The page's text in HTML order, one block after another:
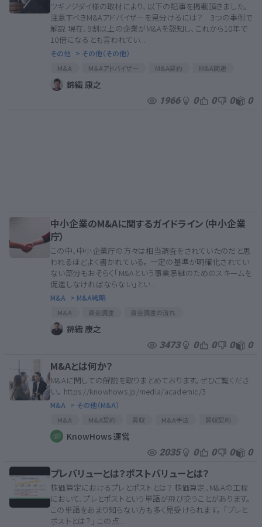
ツギノジダイ様の取材により、以下の記事を掲載頂きました。
注意すべきM&Aアドバイザーを見分けるには？ 3つの事例で
解説 現在、9割以上の企業がM&Aを認知し、これから10年で
10倍になるとも言われてい...
その他 > その他（その他）
M&A M＆Aアドバイザー M&A契約
M&A関連
MAアドバイザー
錦織 康之
1966 0 0 0 0
中小企業のM&Aに関するガイドライン（中小企業
庁）
この中、中小企業庁の方々は相当調査をされていたのだと思
われるほどよく書かれている。 一定の基準が明確化されてい
ない部分もおそらく「M&Aという事業承継のためのスキームを
促進しなければならない」とい...
M&A > M&A戦略
M&A 資金調達
資金調達の流れ
M＆Aマッチングサイト
資金調達のリスク
MA
M&A契約
MA関連
錦織 康之
3473 0 0 0 0
M&Aとは何か？
M&Aに関しての解説を取りまとめております。ぜひご覧くださ
い。 https://knowhows.jp/media/academic/3
M&A > その他（M&A）
M&A M&A契約 買収 M&A手法
買収契約
M&A関連
買収価格
M＆Aアドバイザー
KnowHows 運営
2035 0 0 0 0
プレバリューとは？ポストバリューとは？
株価算定におけるプレとポストとは？ 株価算定、M&Aの工程
において、プレとポストという単語が飛び交うことがあります。
この単語をあまり知らない方も多く見受けられます。 「プレと
ポストとは？」 この点...